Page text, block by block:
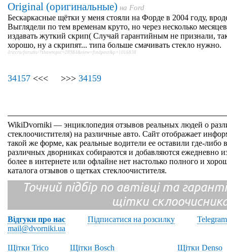
Original (оригинальные) на Ford
Бескаркасные щётки у меня стояли на Форде в 2004 году,
Выглядели по тем временам круто, но через несколько
издавать жуткий скрип( Случай гарантийным не признали,
хорошо, ну а скрипят... типа больше смачивать стекло нужно.
4rav.ru/forums/?showtopic=28984&view=findpost&p=1016838
34157 <<< >>> 34159
WikiDvorniki — энциклопедия отзывов реальных людей о
стеклоочистителя) на различные авто. Сайт отображает
такой же форме, как реальные водители ее оставили где-либо
различных дворниках собираются и добавляются ежедневно
более в интернете или офлайне нет настолько полного и
каталога отзывов о щетках стеклоочистителя.
Точний підбір по автівці та
щітки
Відгуки про нас Підписатися на розсилку
Telegram
mail@dvorniki.ua
Щітки Trico
Щітки Bosch
Щітки Denso